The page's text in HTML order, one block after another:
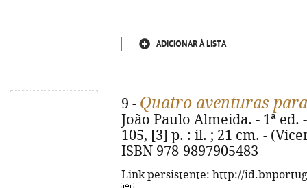
ADICIONAR À LISTA
9 - Quatro aventuras
João Paulo Almeida. - 1ª
105, [3] p. : il. ; 21 cm. -
ISBN 978-9897905483
Link persistente: http://